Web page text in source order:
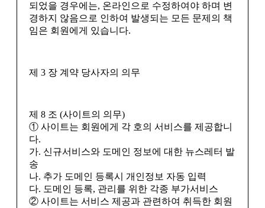
되었을 경우에는, 온라인으로 수정하여야 하며 변
경하지 않음으로 인하여 발생되는 모든 문제의 책
임은 회원에게 있습니다.
제 3 장 계약 당사자의 의무
제 8 조 (사이트의 의무)
① 사이트는 회원에게 각 호의 서비스를 제공합니
다.
가. 신규서비스와 도메인 정보에 대한 뉴스레터 발
송
나. 추가 도메인 등록시 개인정보 자동 입력
다. 도메인 등록, 관리를 위한 각종 부가서비스
② 사이트는 서비스 제공과 관련하여 취득한 회원